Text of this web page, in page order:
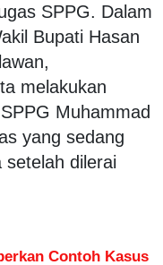
SPPG. Dalam
Bupati Hasan
melakukan
Muhammad
yang sedang
setelah dilerai
Contoh Kasus